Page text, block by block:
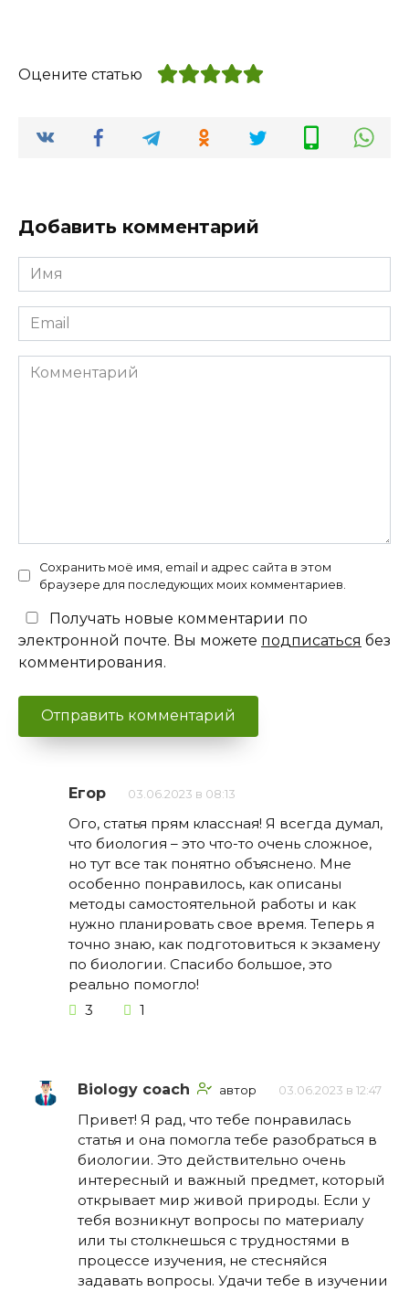
Оцените статью
Добавить комментарий
Имя
*
Email
*
Комментарий
Сохранить моё имя, email и адрес сайта в этом
браузере для последующих моих комментариев.
Получать новые комментарии по
электронной почте. Вы можете подписаться без
комментирования.
Егор 03.06.2023 в 08:13
Ого, статья прям классная! Я всегда думал,
что биология – это что-то очень сложное,
но тут все так понятно объяснено. Мне
особенно понравилось, как описаны
методы самостоятельной работы и как
нужно планировать свое время. Теперь я
точно знаю, как подготовиться к экзамену
по биологии. Спасибо большое, это
реально помогло!
3
1
Biology coach автор 03.06.2023 в 12:47
Привет! Я рад, что тебе понравилась
статья и она помогла тебе разобраться в
биологии. Это действительно очень
интересный и важный предмет, который
открывает мир живой природы. Если у
тебя возникнут вопросы по материалу
или ты столкнешься с трудностями в
процессе изучения, не стесняйся
задавать вопросы. Удачи тебе в изучении